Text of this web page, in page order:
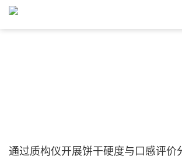
通过质构仪开展饼干硬度与口感评价